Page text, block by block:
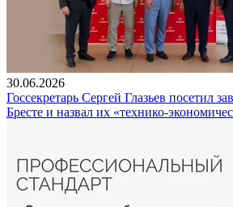
30.06.2026
Госсекретарь Сергей Глазьев посетил
Бресте и назвал их «технико-